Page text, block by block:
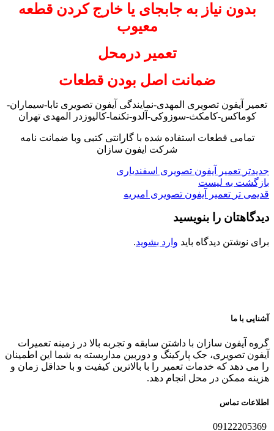
بدون نیاز به جابجای یا خارج کردن قطعه
معیوب
تعمیر درمحل
ضمانت اصل بودن قطعات
تعمیر آیفون تصویری المهدی-نمایندگی آیفون تصویری تابا-سیماران-
کوماکس-کامکث-سوزوکی-آلدو-تکنما-کالیوزدر المهدی تهران
تمامی قطعات استفاده شده با گارانتی کتبی وبا ضمانت نامه
شرکت ایفون سازان
جدیدتر تعمیر آیفون تصویری اسفندیاری
بازگشت به لیست
قدیمی تر تعمیر آیفون تصویری امیریه
دیدگاهتان را بنویسید
برای نوشتن دیدگاه باید وارد بشوید.
آشنایی با ما
گروه آیفون سازان با داشتن سابقه و تجربه بالا در زمینه تعمیرات
آیفون تصویری، جک پارکینگ و دوربین مداربسته به شما این اطمینان
را می دهد که خدمات تعمیر را با بالاترین کیفیت و با حداقل زمان و
هزینه ممکن در محل انجام دهد.
اطلاعات تماس